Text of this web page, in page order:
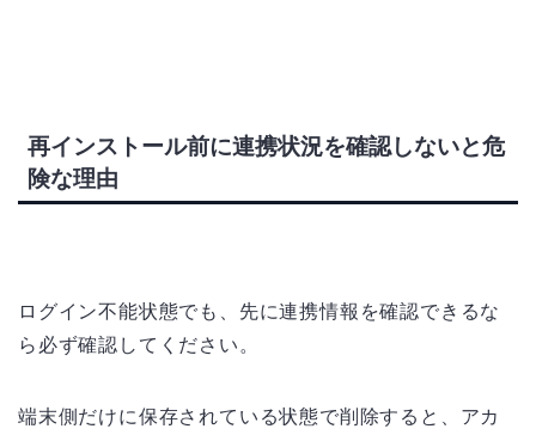
再インストール前に連携状況を確認しないと危
険な理由
ログイン不能状態でも、先に連携情報を確認できるな
ら必ず確認してください。
端末側だけに保存されている状態で削除すると、アカ